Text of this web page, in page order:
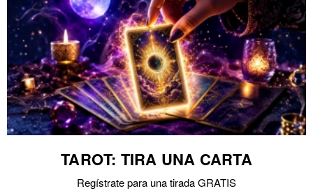
TAROT: TIRA UNA CARTA
Regístrate para una tirada GRATIS